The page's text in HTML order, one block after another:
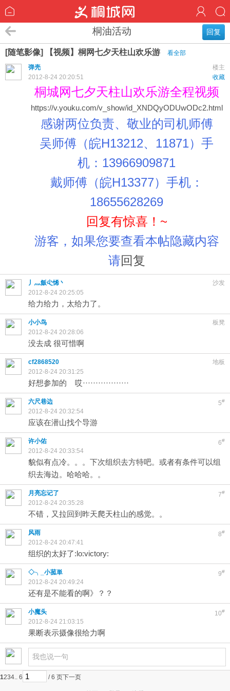
回复
桐油活动
[随笔影像] 【视频】桐网七夕天柱山欢乐游
看全部
楼主
弹壳
收藏
2012-8-24 20:20:51
桐城网七夕天柱山欢乐游全程视频
https://v.youku.com/v_show/id_XNDQyODUwODc2.html
感谢两位负责、敬业的司机师傅
吴师傅（皖H13212、11871）手
机：13966909871
戴师傅（皖H13377）手机：
18655628269
回复有惊喜！~
游客，如果您要查看本帖隐藏内容
请回复
沙发
丿灬飯尐悕丶
2012-8-24 20:25:05
给力给力，太给力了。
板凳
小小鸟
2012-8-24 20:28:06
没去成 很可惜啊
地板
cf2868520
2012-8-24 20:31:25
好想参加的 哎··················
5#
六尺巷边
2012-8-24 20:32:54
应该在潜山找个导游
6#
许小佑
2012-8-24 20:33:54
貌似有点冷。。。下次组织去方特吧。或者有条件可以组
织去海边。哈哈哈。。
7#
月亮忘记了
2012-8-24 20:35:28
不错，又拉回到昨天爬天柱山的感觉。。
8#
风雨
2012-8-24 20:47:41
组织的太好了:lo:victory:
9#
◇╮_小菰単
2012-8-24 20:49:24
还有是不能看的啊》？？
10#
小魔头
2012-8-24 21:03:15
果断表示摄像很给力啊
1234.. 6 / 6 页下一页